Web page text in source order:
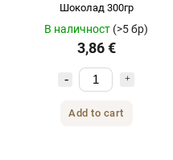
Шоколад 300гр
В наличност (>5 бр)
3,86 €
Add to cart